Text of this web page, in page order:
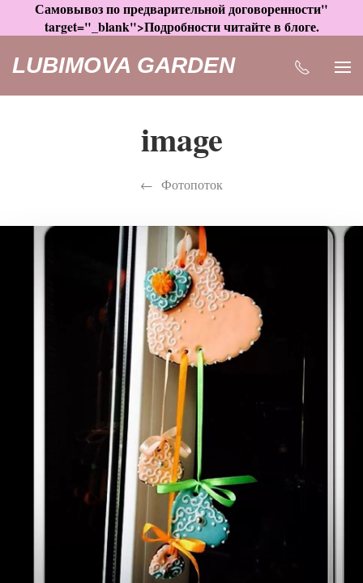
Самовывоз по предварительной договоренности"
target="_blank">Подробности читайте в блоге.
LUBIMOVA GARDEN
image
Фотопоток